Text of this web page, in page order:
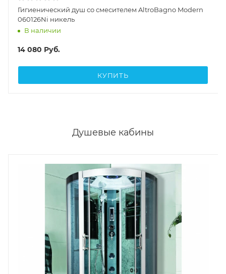
Гигиенический душ со смесителем AltroBagno Modern
060126Ni никель
В наличии
14 080 Руб.
КУПИТЬ
Душевые кабины